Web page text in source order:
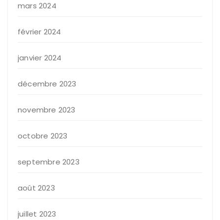
mars 2024
février 2024
janvier 2024
décembre 2023
novembre 2023
octobre 2023
septembre 2023
août 2023
juillet 2023